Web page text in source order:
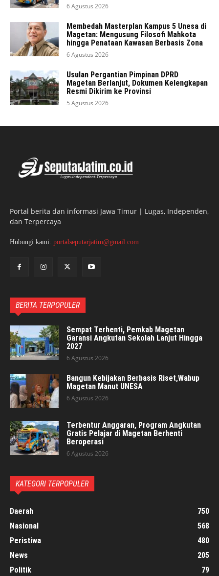
6 Agustus 2026
Membedah Masterplan Kampus 5 Unesa di
Magetan: Mengusung Filosofi Mahkota
hingga Penataan Kawasan Berbasis Zona
6 Agustus 2026
Usulan Pergantian Pimpinan DPRD
Magetan Berlanjut, Dokumen Kelengkapan
Resmi Dikirim ke Provinsi
5 Agustus 2026
Portal berita dan informasi Jawa Timur | Lugas, Independen,
dan Terpercaya
Hubungi kami: portalseputarjatim@gmail.com
BERITA TERPOPULER
Sempat Terhenti, Pemkab Magetan
Garansi Angkutan Sekolah Lanjut Hingga
2027
6 Agustus 2026
Bangun Kebijakan Berbasis Riset,Wabup
Magetan Manut UNESA
6 Agustus 2026
Terbentur Anggaran, Program Angkutan
Gratis Pelajar di Magetan Berhenti
Beroperasi
6 Agustus 2026
KATEGORI TERPOPULER
Daerah
750
Nasional
568
Peristiwa
480
News
205
Politik
79